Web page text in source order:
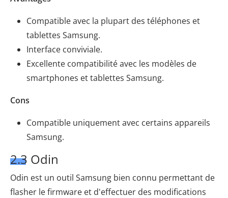
Compatible avec la plupart des téléphones et
tablettes Samsung.
Interface conviviale.
Excellente compatibilité avec les modèles de
smartphones et tablettes Samsung.
Cons
Compatible uniquement avec certains appareils
Samsung.
2.3 Odin
Odin est un outil Samsung bien connu permettant de
flasher le firmware et d'effectuer des modifications